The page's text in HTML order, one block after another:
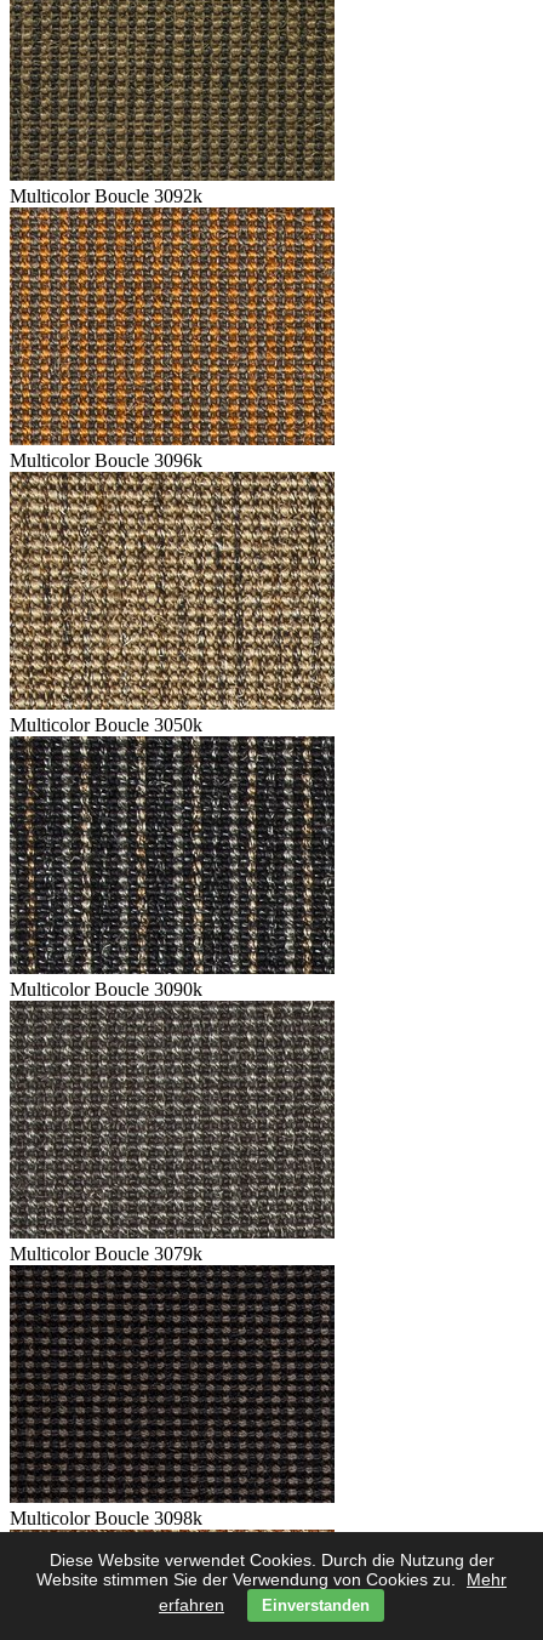
Diese Website verwendet Cookies. Durch die Nutzung der
Website stimmen Sie der Verwendung von Cookies zu.
Mehr
erfahren
Einverstanden
Multicolor Boucle 3092k
Multicolor Boucle 3096k
Multicolor Boucle 3050k
Multicolor Boucle 3090k
Multicolor Boucle 3079k
Multicolor Boucle 3098k